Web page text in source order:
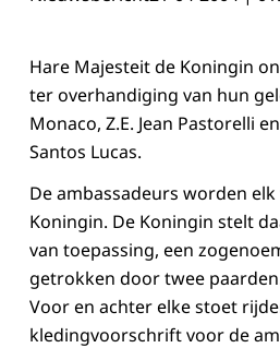
Hare Majesteit de Koningin
ter overhandiging van hun
Monaco, Z.E. Jean Pastorelli
Santos Lucas.
De ambassadeurs worden
Koningin. De Koningin stelt
van toepassing, een
getrokken door twee
Voor en achter elke stoet
kledingvoorschrift voor de